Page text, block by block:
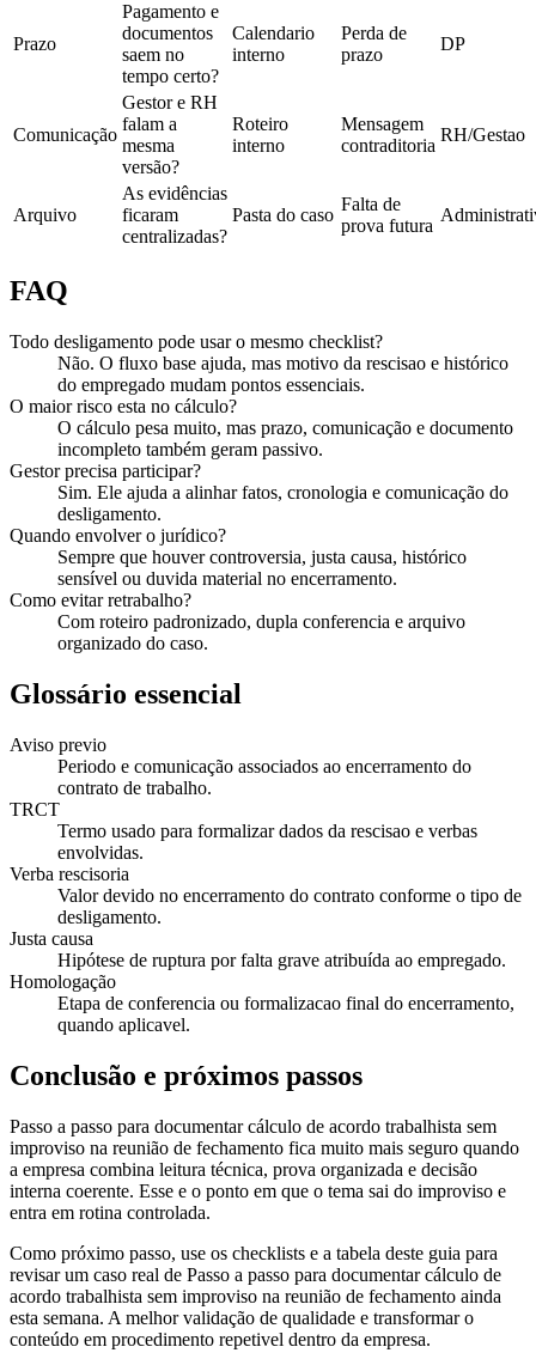
Prazo
Pagamento e
documentos
saem no
tempo certo?
Calendario
interno
Perda de
prazo
DP
Comunicação
Gestor e RH
falam a
mesma
versão?
Roteiro
interno
Mensagem
contraditoria
RH/Gestao
Arquivo
As evidências
ficaram
centralizadas?
Pasta do caso
Falta de
prova futura
FAQ
Todo desligamento pode usar o mesmo checklist?
Não. O fluxo base ajuda, mas motivo da rescisao e histórico
do empregado mudam pontos essenciais.
O maior risco esta no cálculo?
O cálculo pesa muito, mas prazo, comunicação e documento
incompleto também geram passivo.
Gestor precisa participar?
Sim. Ele ajuda a alinhar fatos, cronologia e comunicação do
desligamento.
Quando envolver o jurídico?
Sempre que houver controversia, justa causa, histórico
sensível ou duvida material no encerramento.
Como evitar retrabalho?
Com roteiro padronizado, dupla conferencia e arquivo
organizado do caso.
Glossário essencial
Aviso previo
Periodo e comunicação associados ao encerramento do
contrato de trabalho.
TRCT
Termo usado para formalizar dados da rescisao e verbas
envolvidas.
Verba rescisoria
Valor devido no encerramento do contrato conforme o tipo de
desligamento.
Justa causa
Hipótese de ruptura por falta grave atribuída ao empregado.
Homologação
Etapa de conferencia ou formalizacao final do encerramento,
quando aplicavel.
Conclusão e próximos passos
Passo a passo para documentar cálculo de acordo trabalhista sem
improviso na reunião de fechamento fica muito mais seguro quando
a empresa combina leitura técnica, prova organizada e decisão
interna coerente. Esse e o ponto em que o tema sai do improviso e
entra em rotina controlada.
Como próximo passo, use os checklists e a tabela deste guia para
revisar um caso real de Passo a passo para documentar cálculo de
acordo trabalhista sem improviso na reunião de fechamento ainda
esta semana. A melhor validação de qualidade e transformar o
conteúdo em procedimento repetivel dentro da empresa.